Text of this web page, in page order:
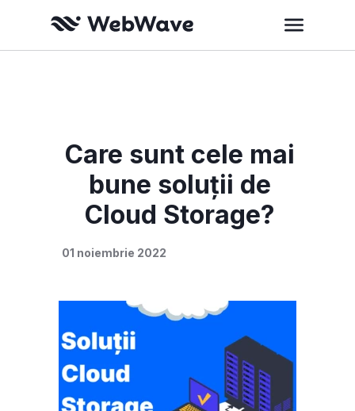
Care sunt cele mai
bune soluții de
Cloud Storage?
01 noiembrie 2022